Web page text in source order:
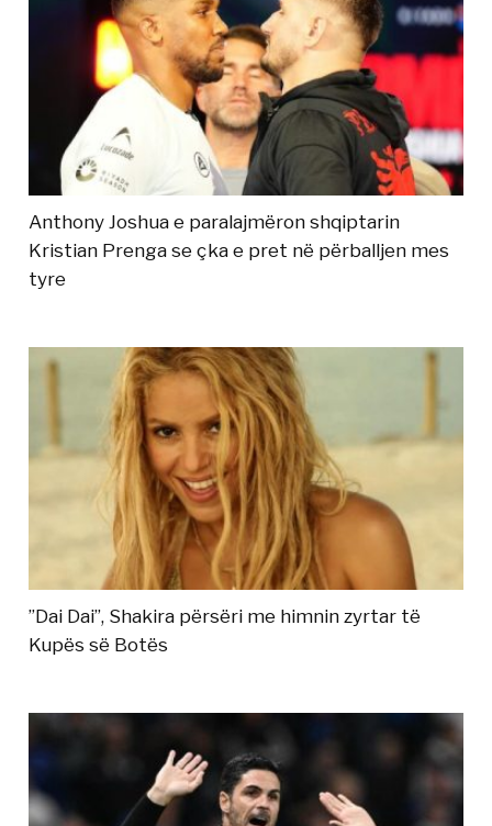
Anthony Joshua e paralajmëron shqiptarin
Kristian Prenga se çka e pret në përballjen mes
tyre
”Dai Dai”, Shakira përsëri me himnin zyrtar të
Kupës së Botës